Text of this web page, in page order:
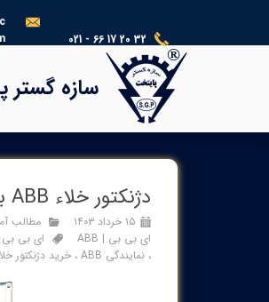
021 - 66 17 20 32
سازه گستر
®​​​​​​​
دژنکتور خلاء ABB با جریان نامی 1250 آمپر – قطع 26.3 abb-vcb-1250-26
۱۵ خرداد ۱۴۰۳ مطالب
ای بی بی | ABB
ای بی بی
، نمایندگی ABB ، خرید دژنکتور